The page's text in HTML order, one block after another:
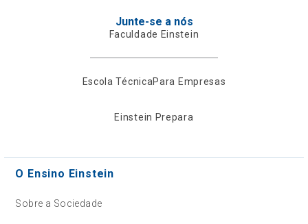
Junte-se a nós
Faculdade Einstein
Escola TécnicaPara Empresas
Einstein Prepara
O Ensino Einstein
Sobre a Sociedade